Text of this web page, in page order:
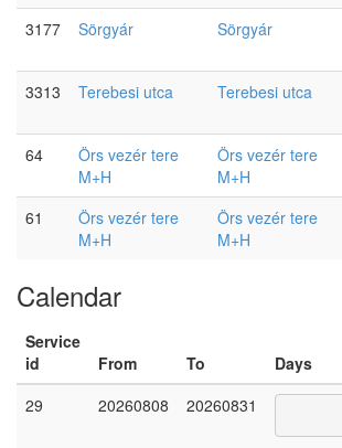
3177
Sörgyár Sörgyár
3313
Terebesi utca Terebesi utca
64
Örs vezér tere
M+H
Örs vezér tere
M+H
61
Örs vezér tere
M+H
Örs vezér tere
M+H
Calendar
Service
id
From To Days
29
20260808 20260831